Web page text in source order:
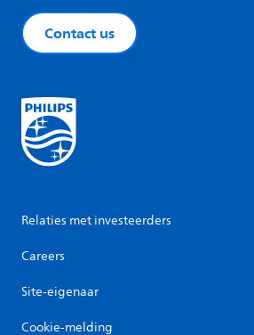
Contact us
Relaties met investeerders
Careers
Site-eigenaar
Cookie-melding